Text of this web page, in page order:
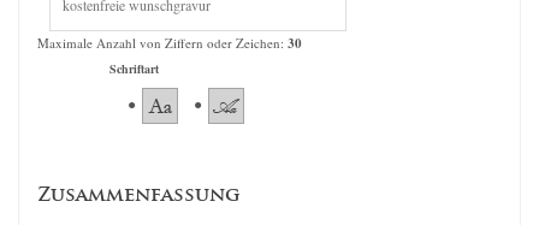
Maximale Anzahl von Ziffern oder Zeichen: 30
Schriftart
Zusammenfassung